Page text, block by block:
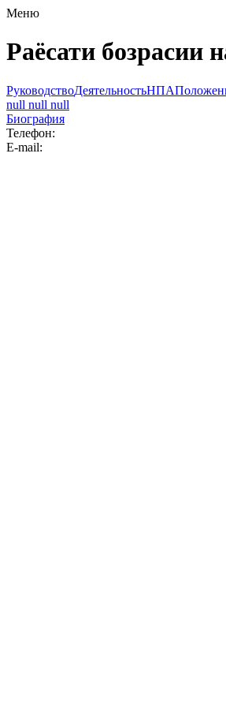
Меню
Раёсати бозрасии
РуководствоДеятельностьНПА
null null null
Биография
Телефон:
E-mail: